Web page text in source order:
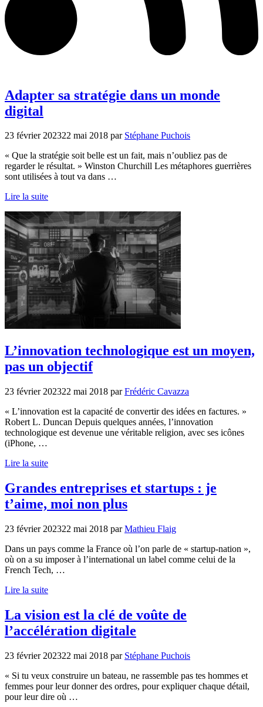
Adapter sa stratégie dans un monde
digital
23 février 202322 mai 2018 par Stéphane Puchois
« Que la stratégie soit belle est un fait, mais n’oubliez pas de
regarder le résultat. » Winston Churchill Les métaphores guerrières
sont utilisées à tout va dans …
Lire la suite
L’innovation technologique est un moyen,
pas un objectif
23 février 202322 mai 2018 parFrédéric Cavazza
« L’innovation est la capacité de convertir des idées en factures. »
Robert L. Duncan Depuis quelques années, l’innovation
technologique est devenue une véritable religion, avec ses icônes
(iPhone, …
Lire la suite
Grandes entreprises et startups : je
t’aime, moi non plus
23 février 202322 mai 2018 parMathieu Flaig
Dans un pays comme la France où l’on parle de « startup-nation »,
où on a su imposer à l’international un label comme celui de la
French Tech, …
Lire la suite
La vision est la clé de voûte de
l’accélération digitale
23 février 202322 mai 2018 par Stéphane Puchois
« Si tu veux construire un bateau, ne rassemble pas tes hommes et
femmes pour leur donner des ordres, pour expliquer chaque détail,
pour leur dire où …